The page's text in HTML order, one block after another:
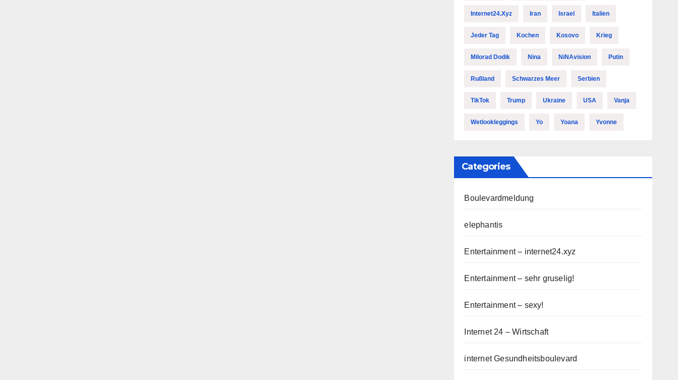
Internet24.xyz Iran Israel Italien
Jeder Tag Kochen Kosovo Krieg
Milorad Dodik Nina NiNAvision Putin
Rußland Schwarzes Meer Serbien
TikTok Trump Ukraine USA Vanja
Wetlookleggings Yo Yoana Yvonne
Categories
Boulevardmeldung
elephantis
Entertainment – internet24.xyz
Entertainment – sehr gruselig!
Entertainment – sexy!
Internet 24 – Wirtschaft
internet Gesundheitsboulevard